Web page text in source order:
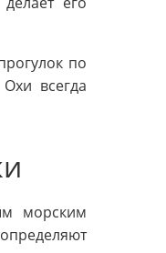
по
всегда
морским